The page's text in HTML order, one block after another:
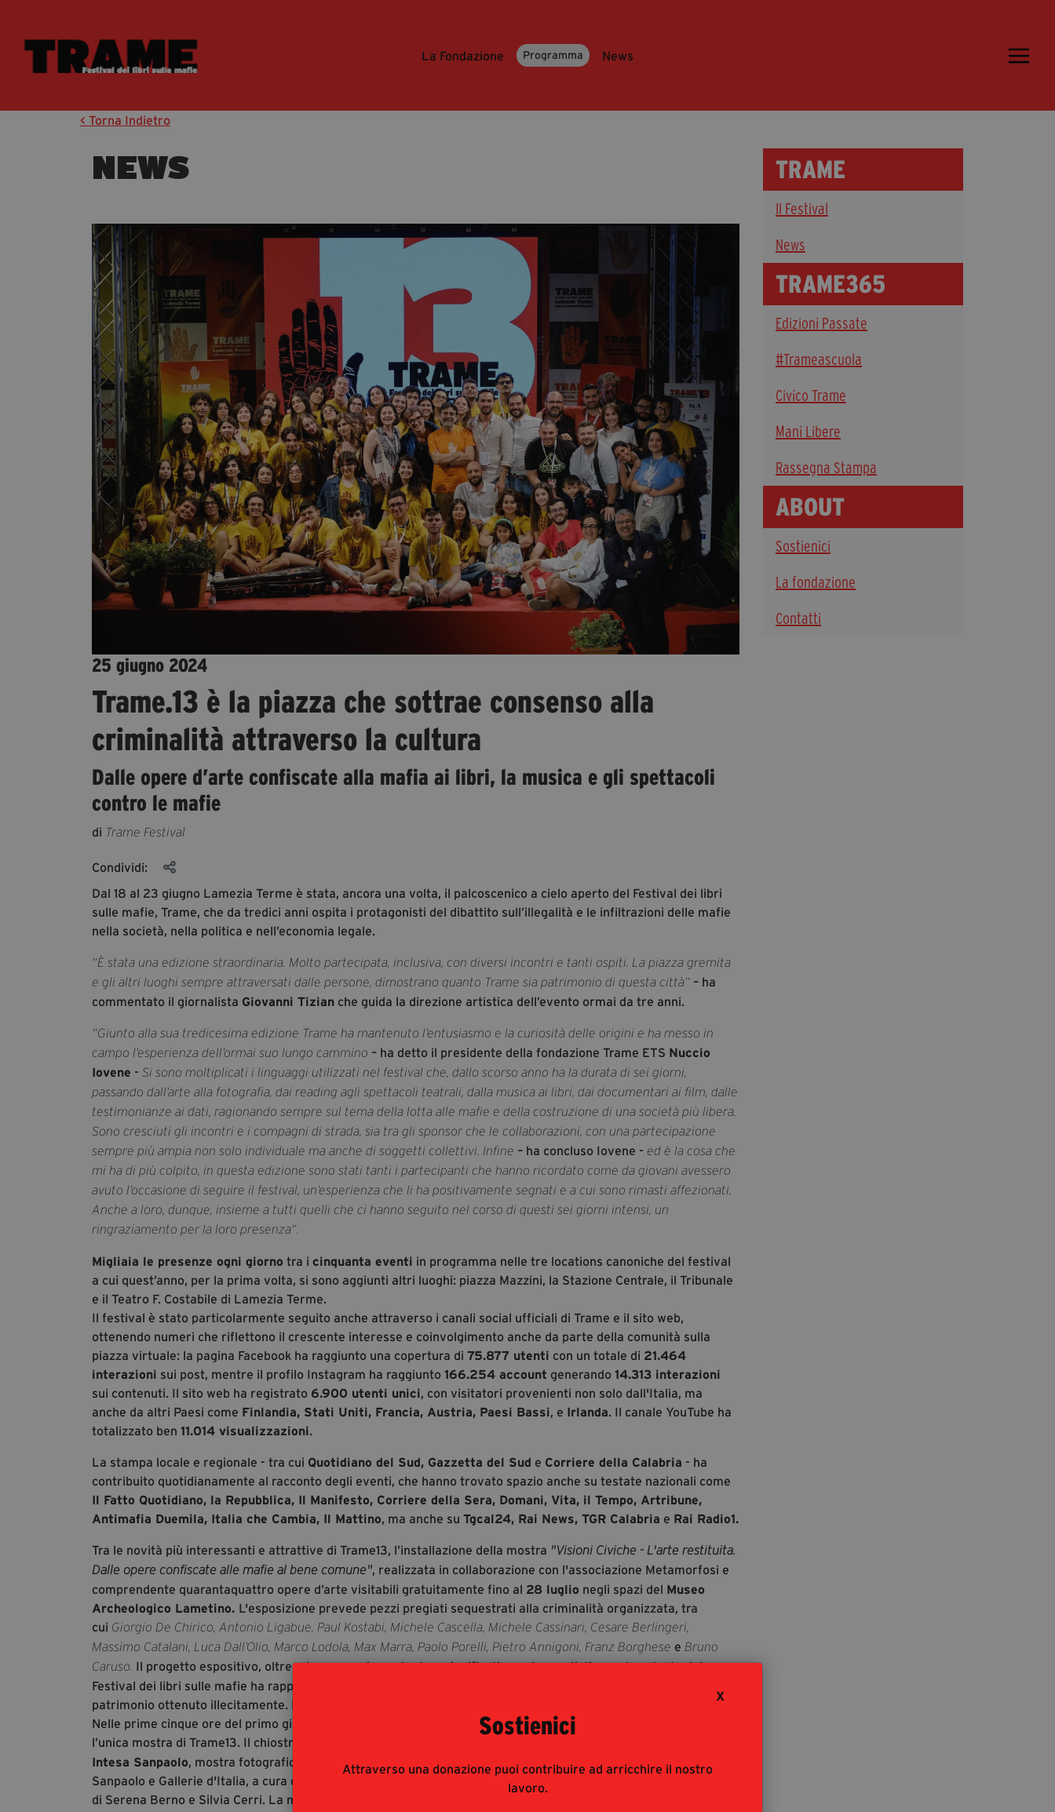
X
Sostienici
Attraverso una donazione puoi contribuire ad arricchire il nostro
lavoro.
La Fondazione Programma News
Ospiti
Media & Press
News & Kit
Accrediti Stampa
Cartella Stampa
Rassegna Stampa
Diventa Partner
Dona
Chi Siamo
#Trameascuola
Visioni Civiche
Mostra 3D - Visioni Civiche
Il Diritto di Essere
Archivio Storico
< Torna Indietro
NEWS
25 giugno 2024
Trame.13 è la piazza che sottrae consenso alla
criminalità attraverso la cultura
Dalle opere d’arte confiscate alla mafia ai libri, la musica e gli spettacoli
contro le mafie
di Trame Festival
Condividi:
Dal 18 al 23 giugno Lamezia Terme è stata, ancora una volta, il palcoscenico a cielo aperto del Festival dei libri
sulle mafie, Trame, che da tredici anni ospita i protagonisti del dibattito sull’illegalità e le infiltrazioni delle mafie
nella società, nella politica e nell’economia legale.
“È stata una edizione straordinaria. Molto partecipata, inclusiva, con diversi incontri e tanti ospiti. La piazza gremita
e gli altri luoghi sempre attraversati dalle persone, dimostrano quanto Trame sia patrimonio di questa città” – ha
commentato il giornalista Giovanni Tizian che guida la direzione artistica dell’evento ormai da tre anni.
“Giunto alla sua tredicesima edizione Trame ha mantenuto l’entusiasmo e la curiosità delle origini e ha messo in
campo l’esperienza dell’ormai suo lungo cammino – ha detto il presidente della fondazione Trame ETS Nuccio
Iovene - Si sono moltiplicati i linguaggi utilizzati nel festival che, dallo scorso anno ha la durata di sei giorni,
passando dall’arte alla fotografia, dai reading agli spettacoli teatrali, dalla musica ai libri, dai documentari ai film, dalle
testimonianze ai dati, ragionando sempre sul tema della lotta alle mafie e della costruzione di una società più libera.
Sono cresciuti gli incontri e i compagni di strada, sia tra gli sponsor che le collaborazioni, con una partecipazione
sempre più ampia non solo individuale ma anche di soggetti collettivi. Infine – ha concluso Iovene - ed è la cosa che
mi ha di più colpito, in questa edizione sono stati tanti i partecipanti che hanno ricordato come da giovani avessero
avuto l’occasione di seguire il festival, un’esperienza che li ha positivamente segnati e a cui sono rimasti affezionati.
Anche a loro, dunque, insieme a tutti quelli che ci hanno seguito nel corso di questi sei giorni intensi, un
ringraziamento per la loro presenza”.
Migliaia le presenze ogni giorno tra i cinquanta eventi in programma nelle tre locations canoniche del festival
a cui quest’anno, per la prima volta, si sono aggiunti altri luoghi: piazza Mazzini, la Stazione Centrale, il Tribunale
e il Teatro F. Costabile di Lamezia Terme.
Il festival è stato particolarmente seguito anche attraverso i canali social ufficiali di Trame e il sito web,
ottenendo numeri che riflettono il crescente interesse e coinvolgimento anche da parte della comunità sulla
piazza virtuale: la pagina Facebook ha raggiunto una copertura di 75.877 utenti con un totale di 21.464
interazioni sui post, mentre il profilo Instagram ha raggiunto 166.254 account generando 14.313 interazioni
sui contenuti. Il sito web ha registrato 6.900 utenti unici, con visitatori provenienti non solo dall'Italia, ma
anche da altri Paesi come Finlandia, Stati Uniti, Francia, Austria, Paesi Bassi, e Irlanda. Il canale YouTube ha
totalizzato ben 11.014 visualizzazioni.
La stampa locale e regionale - tra cui Quotidiano del Sud, Gazzetta del Sud e Corriere della Calabria - ha
contribuito quotidianamente al racconto degli eventi, che hanno trovato spazio anche su testate nazionali come
Il Fatto Quotidiano, la Repubblica, Il Manifesto, Corriere della Sera, Domani, Vita, il Tempo, Artribune,
Antimafia Duemila, Italia che Cambia, Il Mattino, ma anche su Tgcal24, Rai News, TGR Calabria e Rai Radio1.
Tra le novità più interessanti e attrattive di Trame13, l’installazione della mostra "Visioni Civiche - L'arte restituita.
Dalle opere confiscate alle mafie al bene comune", realizzata in collaborazione con l'associazione Metamorfosi e
comprendente quarantaquattro opere d’arte visitabili gratuitamente fino al 28 luglio negli spazi del Museo
Archeologico Lametino. L'esposizione prevede pezzi pregiati sequestrati alla criminalità organizzata, tra
cui Giorgio De Chirico, Antonio Ligabue, Paul Kostabi, Michele Cascella, Michele Cassinari, Cesare Berlingeri,
Massimo Catalani, Luca Dall’Olio, Marco Lodola, Max Marra, Paolo Porelli, Pietro Annigoni, Franz Borghese e Bruno
Caruso. Il progetto espositivo, oltre ad avere un importante e significativo valore artistico, nel contesto del
Festival dei libri sulle mafie ha rappresentato la volontà civica di consentire alla collettività di fruire di un
patrimonio ottenuto illecitamente. Nel corso del Festival la mostra ha già registrato oltre seicento presenze.
Nelle prime cinque ore del primo giorno i visitatori erano già 230. “Visioni Civiche. L’arte restituita” non è stata
l’unica mostra di Trame13. Il chiostro di San Domenico ha ospitato anche
Intesa Sanpaolo, mostra fotografica ideata e prodotta da Cortona On The Movein collaborazione con Intesa
Sanpaolo e Gallerie d'Italia, a cura di Paolo Woods, supervisione scientifica di Barbara Costa, ricerca iconografica
di Serena Berno e Silvia Cerri. La memoria di Africo “vecchio” rappresenta l’emblema della questione
TRAME
Il Festival
News
TRAME365
Edizioni Passate
#Trameascuola
Civico Trame
Mani Libere
Rassegna Stampa
ABOUT
Sostienici
La fondazione
Contatti